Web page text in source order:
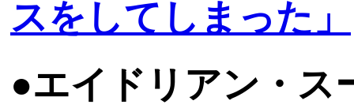
スをしてしまった」
●エイドリアン・ス